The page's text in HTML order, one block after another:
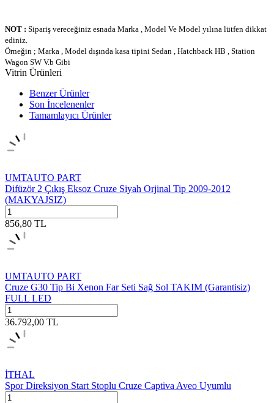
NOT : Sipariş vereceğiniz esnada Marka , Model Ve Model yılına lütfen dikkat
ediniz.
Örneğin ; Marka , Model dışında kasa tipini Sedan , Hatchback HB , Station
Wagon SW V.b Gibi
Vitrin Ürünleri
Benzer Ürünler
Son İncelenenler
Tamamlayıcı Ürünler
UMTAUTO PART
Difüzör 2 Çıkış Eksoz Cruze Siyah Orjinal Tip 2009-2012
(MAKYAJSIZ)
856,80 TL
UMTAUTO PART
Cruze G30 Tip Bi Xenon Far Seti Sağ Sol TAKIM (Garantisiz)
FULL LED
36.792,00 TL
İTHAL
Spor Direksiyon Start Stoplu Cruze Captiva Aveo Uyumlu